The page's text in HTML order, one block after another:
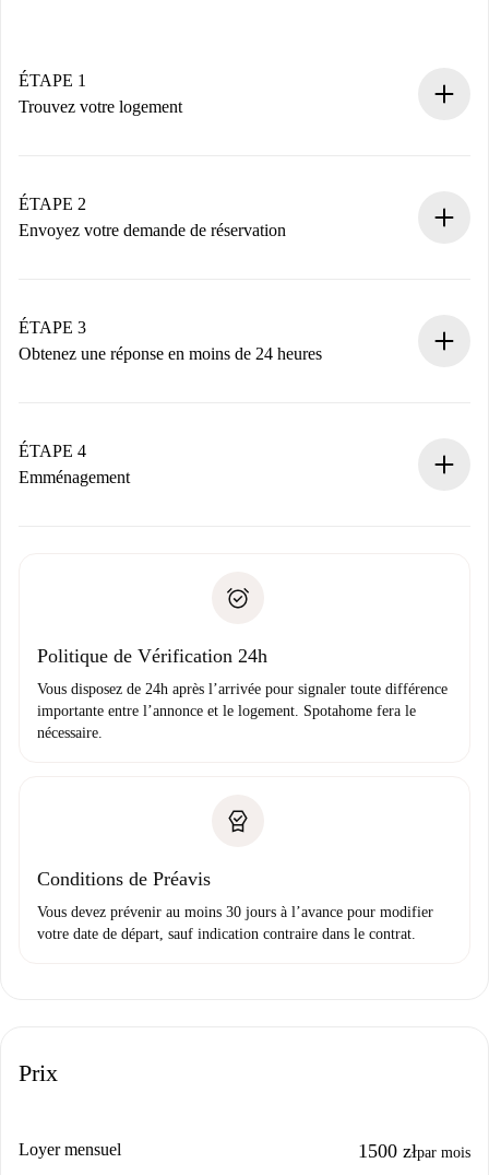
ÉTAPE 1
Trouvez votre logement
Vous disposez à l’avance de toutes les informations
nécessaires.
ÉTAPE 2
Envoyez votre demande de réservation
Nous ne vous facturerons rien tant que le propriétaire
n’aura pas accepté.
ÉTAPE 3
Obtenez une réponse en moins de 24 heures
contact avec le propriétaire.
Si refusé : aucun prélèvement et nous vous proposerons
Justificatif de solvabilité
ÉTAPE 4
Emménagement
uniquement si aucun problème n'est signalé.
Politique de Vérification 24h
Vous disposez de 24h après l’arrivée pour signaler toute différence
importante entre l’annonce et le logement. Spotahome fera le
nécessaire.
Conditions de Préavis
Vous devez prévenir au moins 30 jours à l’avance pour modifier
votre date de départ, sauf indication contraire dans le contrat.
Prix
Loyer mensuel 1500 złpar mois